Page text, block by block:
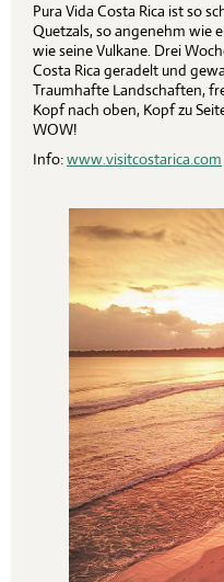
Pura Vida Costa Rica ist so
Quetzals, so angenehm wie
wie seine Vulkane. Drei
Costa Rica geradelt und
Traumhafte Landschaften,
Kopf nach oben, Kopf zu
WOW!
Info:www.visitcostarica.com